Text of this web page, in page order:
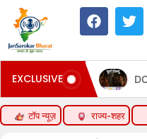
EXCLUSIVE
Review | Lokesh Kanagaraj
टॉप न्यूज़ राज्य-शहर